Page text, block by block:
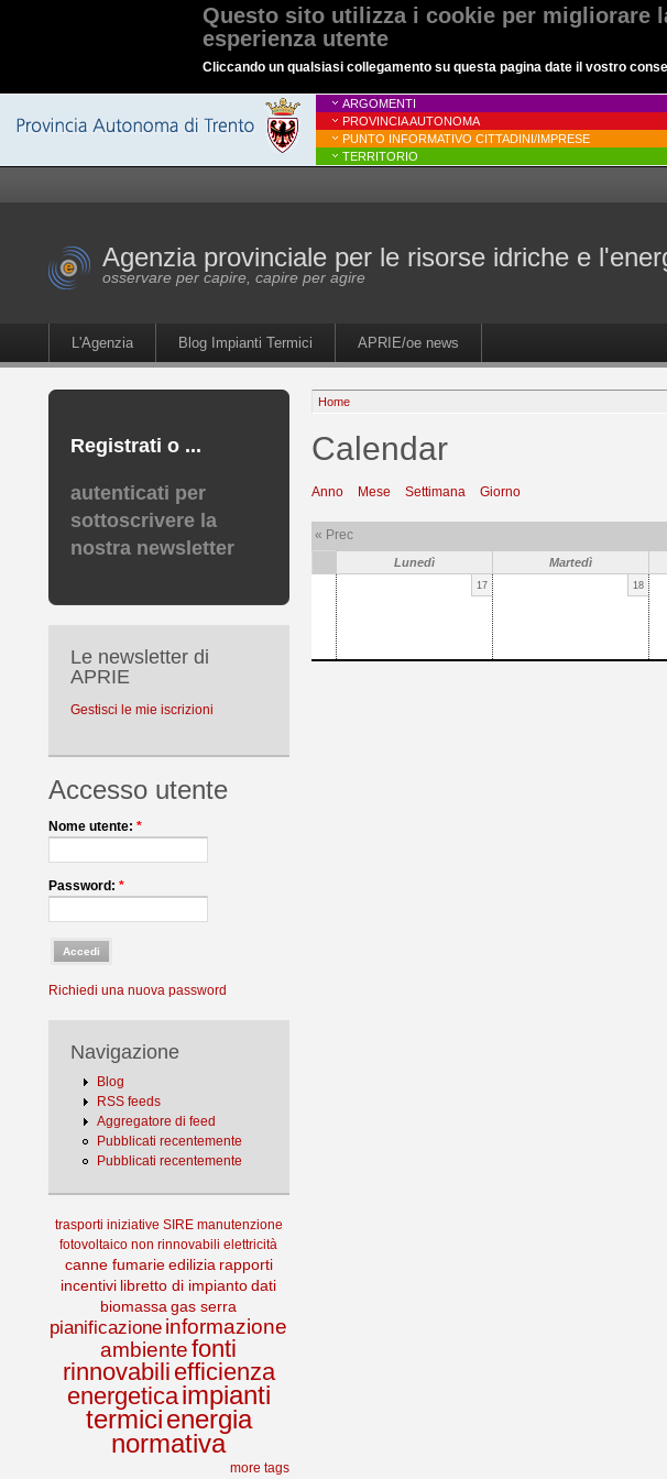
Questo sito utilizza i cookie per migliorare
esperienza utente
Cliccando un qualsiasi collegamento su questa pagina date il vostro
ARGOMENTI
PROVINCIA AUTONOMA
PUNTO INFORMATIVO CITTADINI/IMPRESE
TERRITORIO
Agenzia provinciale per le risorse idriche e
osservare per capire, capire per agire
L'Agenzia Blog Impianti Termici APRIE/oe news
Registrati o ...
autenticati per
sottoscrivere la
nostra newsletter
Le newsletter di
APRIE
Gestisci le mie iscrizioni
Accesso utente
Nome utente: *
Password: *
Richiedi una nuova password
Navigazione
Blog
RSS feeds
Aggregatore di feed
Pubblicati recentemente
Pubblicati recentemente
trasporti iniziative SIRE manutenzione
fotovoltaico non rinnovabili elettricità
canne fumarie edilizia rapporti
incentivi libretto di impianto dati
biomassa gas serra
pianificazione informazione
ambiente fonti
rinnovabili efficienza
energeticaimpianti
termicienergia
normativa
more tags
Home
Calendar
Anno Mese Settimana Giorno
« Prec
Lunedì Martedì
17 18